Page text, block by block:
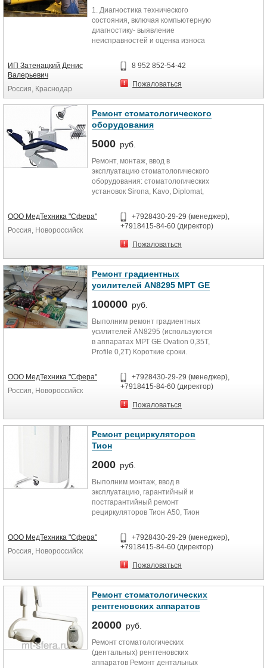
1. Диагностика технического
состояния, включая компьютерную
диагностику- выявление
неисправностей и оценка износа
ИП Затенацкий Денис
Валерьевич
Россия, Краснодар
8 952 852-54-42
Пожаловаться
Ремонт стоматологического
оборудования
5000 руб.
Ремонт, монтаж, ввод в
эксплуатацию стоматологического
оборудования: cтоматологических
установок Sirona, Kavo, Diplomat,
ООО МедТехника "Сфера"
Россия, Новороссийск
+7928430-29-29 (менеджер),
+7918415-84-60 (директор)
Пожаловаться
Ремонт градиентных
усилителей AN8295 МРТ GE
100000 руб.
Выполним ремонт градиентных
усилителей AN8295 (используются
в аппаратах МРТ GE Ovation 0,35T,
Profile 0,2T) Короткие сроки.
ООО МедТехника "Сфера"
Россия, Новороссийск
+7928430-29-29 (менеджер),
+7918415-84-60 (директор)
Пожаловаться
Ремонт рециркуляторов
Тион
2000 руб.
Выполним монтаж, ввод в
эксплуатацию, гарантийный и
постгарантийный ремонт
рециркуляторов Тион А50, Тион
бризеров Тион...
ООО МедТехника "Сфера"
Россия, Новороссийск
+7928430-29-29 (менеджер),
+7918415-84-60 (директор)
Пожаловаться
Ремонт стоматологических
рентгеновских аппаратов
20000 руб.
Ремонт стоматологических
(дентальных) рентгеновских
аппаратов Ремонт дентальных